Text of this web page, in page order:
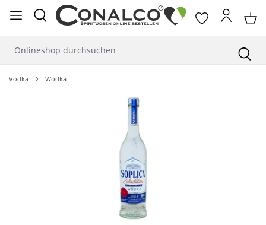
springen
Vodka Wodka